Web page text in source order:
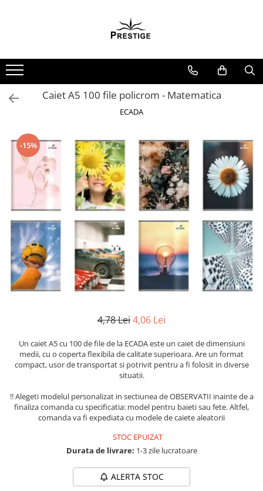
Noutati
Promotii
Pachete Speciale Carti
Arte Divinatorii
Astrologie
Chiromantie
Dezvoltare Spirituala
Minte Corp
New Illuminati Files
Numerologie
Paranormal
Audiobook
ReConnect
Crestinism
ScienceConnection
Vindecare Spirituala
Caiet A5 100 file policrom - Matematica
ECADA
-15%
4,78 Lei4,06 Lei
Un caiet A5 cu 100 de file de la ECADA este un caiet de dimensiuni
medii, cu o coperta flexibila de calitate superioara. Are un format
compact, usor de transportat si potrivit pentru a fi folosit in diverse
situatii.
!! Alegeti modelul personalizat in sectiunea de OBSERVATII inainte de a
finaliza comanda cu specificatia: model pentru baieti sau fete. Altfel,
comanda va fi expediata cu modele de caiete aleatorii
STOC EPUIZAT
Durata de livrare: 1-3 zile lucratoare
ALERTA STOC